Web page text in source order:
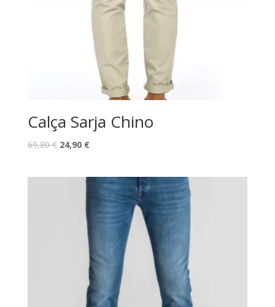
Calça Sarja Chino
69,80€ O
69,80 €.
24,90 €O
24,90 €.